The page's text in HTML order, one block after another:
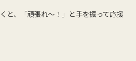
と、「頑張れ～！」と手を振って応援